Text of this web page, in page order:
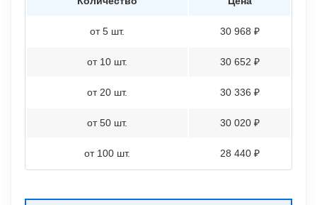
от 5 шт. 30 968 ₽
от 10 шт. 30 652 ₽
от 20 шт. 30 336 ₽
от 50 шт. 30 020 ₽
от 100 шт. 28 440 ₽